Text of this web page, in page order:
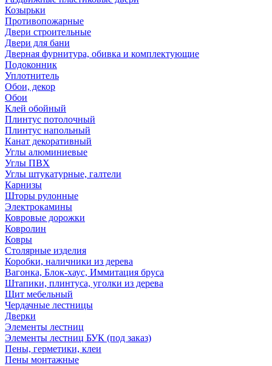
Козырьки
Противопожарные
Двери строительные
Двери для бани
Дверная фурнитура, обивка и комплектующие
Подоконник
Уплотнитель
Обои, декор
Обои
Клей обойный
Плинтус потолочный
Плинтус напольный
Канат декоративный
Углы алюминиевые
Углы ПВХ
Углы штукатурные, галтели
Карнизы
Шторы рулонные
Электрокамины
Ковровые дорожки
Ковролин
Ковры
Столярные изделия
Коробки, наличники из дерева
Вагонка, Блок-хаус, Иммитация бруса
Штапики, плинтуса, уголки из дерева
Щит мебельный
Чердачные лестницы
Дверки
Элементы лестниц
Элементы лестниц БУК (под заказ)
Пены, герметики, клеи
Пены монтажные